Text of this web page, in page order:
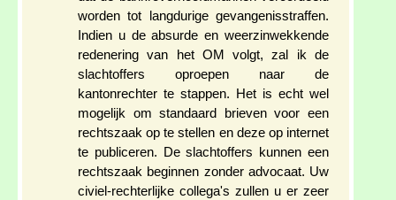
worden tot langdurige gevangenisstraffen.
Indien u de absurde en weerzinwekkende
redenering van het OM volgt, zal ik de
slachtoffers oproepen naar de
kantonrechter te stappen. Het is echt wel
mogelijk om standaard brieven voor een
rechtszaak op te stellen en deze op internet
te publiceren. De slachtoffers kunnen een
rechtszaak beginnen zonder advocaat. Uw
civiel-rechterlijke collega's zullen u er zeer